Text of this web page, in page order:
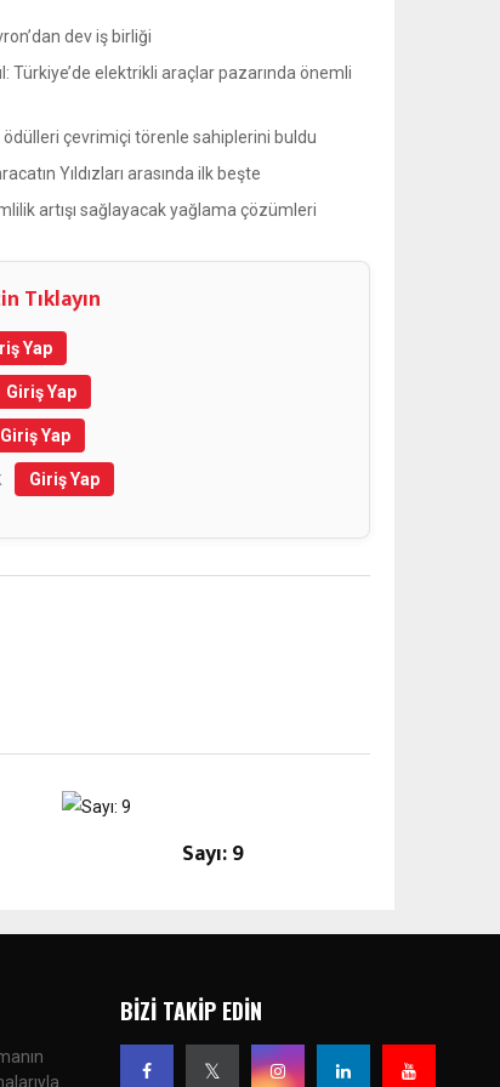
dev iş birliği
Türkiye’de elektrikli araçlar pazarında önemli
ödülleri çevrimiçi törenle sahiplerini buldu
Yıldızları arasında ilk beşte
artışı sağlayacak yağlama çözümleri
Tıklayın
Yap
Giriş Yap
Giriş Yap
Giriş Yap
Sayı: 9
BIZI TAKIP EDIN